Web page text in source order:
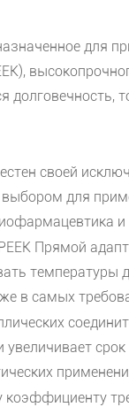
для
долговечность,
своей
для
и
Прямой
температуры
в самых
увеличивает
коэффициенту